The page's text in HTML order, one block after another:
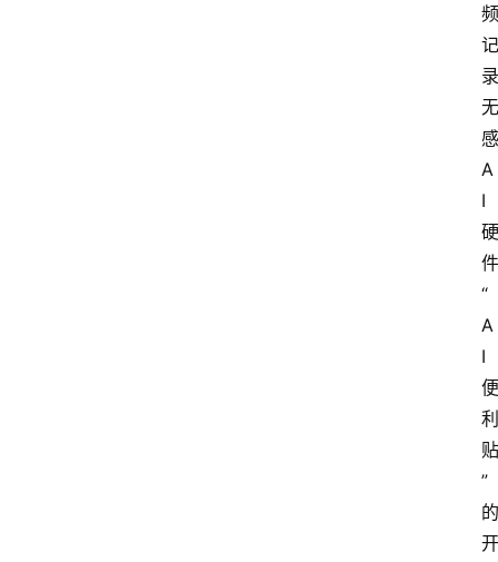
频
记
录
无
感
A
I
硬
件
“
A
I
便
利
贴
”
的
开